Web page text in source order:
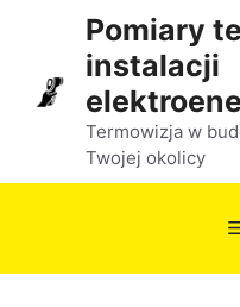
treści
Pomiary
instalacji
Termowizja w
Twojej okolicy